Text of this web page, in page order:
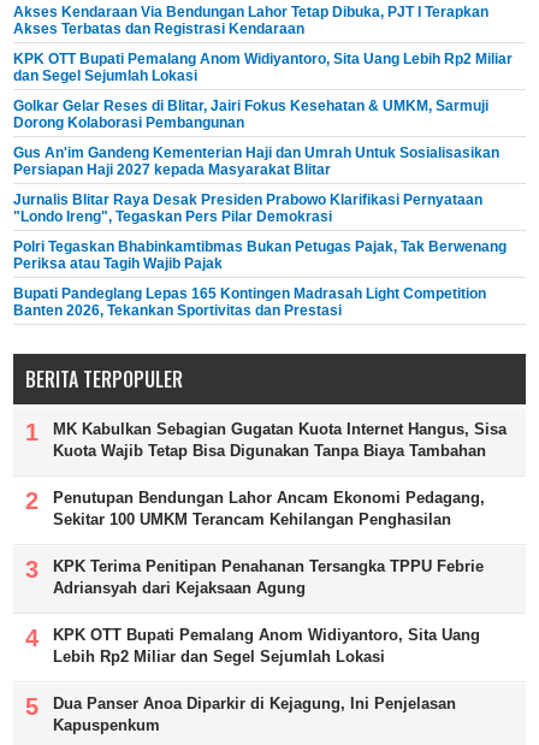
Akses Kendaraan Via Bendungan Lahor Tetap Dibuka, PJT I Terapkan
Akses Terbatas dan Registrasi Kendaraan
KPK OTT Bupati Pemalang Anom Widiyantoro, Sita Uang Lebih Rp2 Miliar
dan Segel Sejumlah Lokasi
Golkar Gelar Reses di Blitar, Jairi Fokus Kesehatan & UMKM, Sarmuji
Dorong Kolaborasi Pembangunan
Gus An'im Gandeng Kementerian Haji dan Umrah Untuk Sosialisasikan
Persiapan Haji 2027 kepada Masyarakat Blitar
Jurnalis Blitar Raya Desak Presiden Prabowo Klarifikasi Pernyataan
"Londo Ireng", Tegaskan Pers Pilar Demokrasi
Polri Tegaskan Bhabinkamtibmas Bukan Petugas Pajak, Tak Berwenang
Periksa atau Tagih Wajib Pajak
Bupati Pandeglang Lepas 165 Kontingen Madrasah Light Competition
Banten 2026, Tekankan Sportivitas dan Prestasi
BERITA TERPOPULER
MK Kabulkan Sebagian Gugatan Kuota Internet Hangus, Sisa
Kuota Wajib Tetap Bisa Digunakan Tanpa Biaya Tambahan
Penutupan Bendungan Lahor Ancam Ekonomi Pedagang,
Sekitar 100 UMKM Terancam Kehilangan Penghasilan
KPK Terima Penitipan Penahanan Tersangka TPPU Febrie
Adriansyah dari Kejaksaan Agung
KPK OTT Bupati Pemalang Anom Widiyantoro, Sita Uang
Lebih Rp2 Miliar dan Segel Sejumlah Lokasi
Dua Panser Anoa Diparkir di Kejagung, Ini Penjelasan
Kapuspenkum